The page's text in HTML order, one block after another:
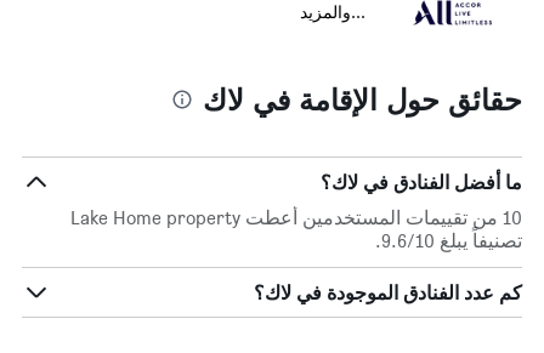
...والمزيد
حقائق حول الإقامة في لاك
ما أفضل الفنادق في لاك؟
10 من تقييمات المستخدمين أعطت Lake Home property
تصنيفاً يبلغ 9.6/10.
كم عدد الفنادق الموجودة في لاك؟